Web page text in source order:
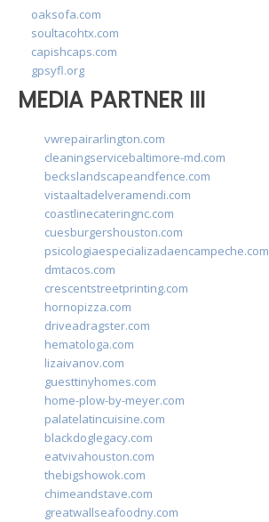
oaksofa.com
soultacohtx.com
capishcaps.com
gpsyfl.org
MEDIA PARTNER III
vwrepairarlington.com
cleaningservicebaltimore-md.com
beckslandscapeandfence.com
vistaaltadelveramendi.com
coastlinecateringnc.com
cuesburgershouston.com
psicologiaespecializadaencampeche.com
dmtacos.com
crescentstreetprinting.com
hornopizza.com
driveadragster.com
hematologa.com
lizaivanov.com
guesttinyhomes.com
home-plow-by-meyer.com
palatelatincuisine.com
blackdoglegacy.com
eatvivahouston.com
thebigshowok.com
chimeandstave.com
greatwallseafoodny.com